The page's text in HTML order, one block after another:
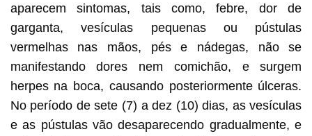
aparecem sintomas, tais como, febre, dor de
garganta, vesículas pequenas ou pústulas
vermelhas nas mãos, pés e nádegas, não se
manifestando dores nem comichão, e surgem
herpes na boca, causando posteriormente úlceras.
No período de sete (7) a dez (10) dias, as vesículas
e as pústulas vão desaparecendo gradualmente, e